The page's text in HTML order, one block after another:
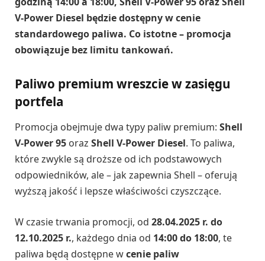
V-Power Diesel będzie dostępny w cenie
standardowego paliwa. Co istotne – promocja
obowiązuje bez limitu tankowań.
Paliwo premium wreszcie w zasięgu
portfela
Promocja obejmuje dwa typy paliw premium: Shell
V-Power 95 oraz Shell V-Power Diesel. To paliwa,
które zwykle są droższe od ich podstawowych
odpowiedników, ale – jak zapewnia Shell – oferują
wyższą jakość i lepsze właściwości czyszczące.
W czasie trwania promocji, od 28.04.2025 r. do
12.10.2025 r., każdego dnia od 14:00 do 18:00, te
paliwa będą dostępne wcenie paliw